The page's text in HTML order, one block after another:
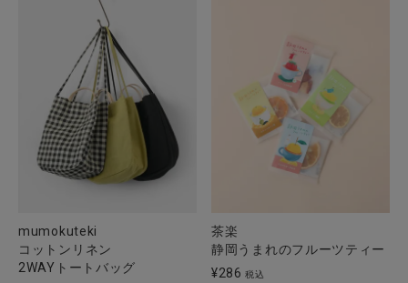
mumokuteki
コットンリネン
2WAYトートバッグ
茶楽
静岡うまれのフルーツティー
¥286 税込